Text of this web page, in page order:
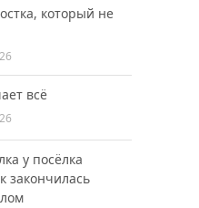
который не
всё
у посёлка
закончилась